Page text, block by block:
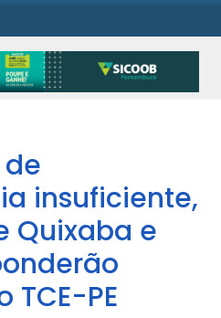
insuficiente,
Quixaba e
TCE-PE